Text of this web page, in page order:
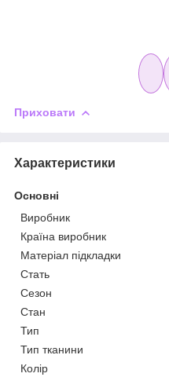
Приховати
Характеристики
Основні
Виробник
Країна виробник
Матеріал підкладки
Стать
Сезон
Стан
Тип
Тип тканини
Колір